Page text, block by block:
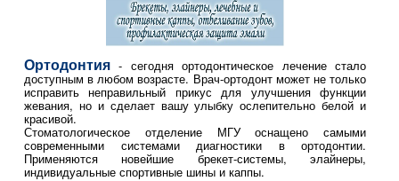
Ортодонтия - сегодня ортодонтическое лечение стало
доступным в любом возрасте. Врач-ортодонт может не только
исправить неправильный прикус для улучшения функции
жевания, но и сделает вашу улыбку ослепительно белой и
красивой.
Стоматологическое отделение МГУ оснащено самыми
современными системами диагностики в ортодонтии.
Применяются новейшие брекет-системы, элайнеры,
индивидуальные спортивные шины и каппы.